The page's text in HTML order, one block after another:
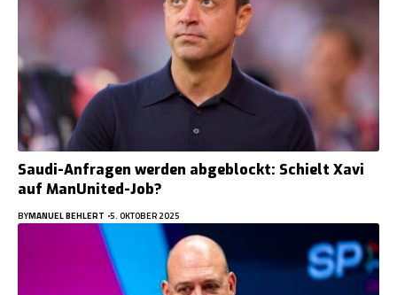
Saudi-Anfragen werden abgeblockt: Schielt Xavi
auf ManUnited-Job?
BYMANUEL BEHLERT 5. OKTOBER 2025